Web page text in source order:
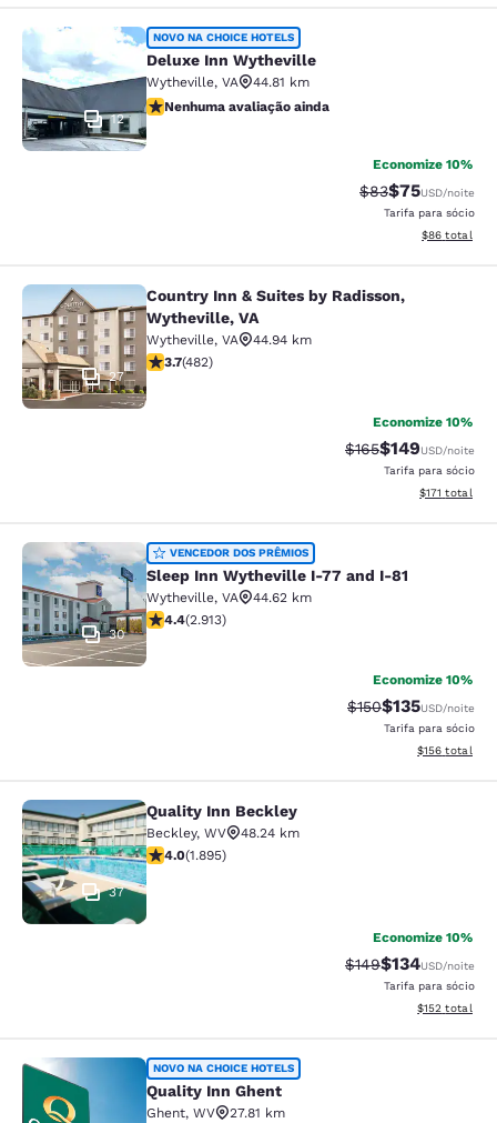
Deluxe Inn Wytheville
12
NOVO NA CHOICE HOTELS
Deluxe Inn Wytheville
Wytheville, VA
44.81 km
Nenhuma avaliação ainda
Nenhuma avaliação ainda
Economize 10%
Tarifa anterior
$83Tarifa com
$75USD/noite
Tarifa para sócio
Exibir
$86 total
Country Inn & Suites by Radisson,
27
Country Inn & Suites by Radisson,
Wytheville, VA
Wytheville, VA
44.94 km
classificação 3.73 estrelas. Bom. 482 avaliações
3.7(482)
Economize 10%
Tarifa anterior
$165Tarifa com
$149USD/noite
Tarifa para sócio
Exibir
$171 total
Sleep Inn Wytheville I-77 and I-81
30
VENCEDOR DOS PRÊMIOS
Sleep Inn Wytheville I-77 and I-81
Wytheville, VA
44.62 km
classificação 4.42 estrelas. Excelente. 2913 avaliações
4.4(2.913)
Economize 10%
Tarifa anterior
$150Tarifa com
$135USD/noite
Tarifa para sócio
Exibir
$156 total
Quality Inn Beckley
37
Quality Inn Beckley
Beckley, WV
48.24 km
classificação 3.99 estrelas. Bom. 1895 avaliações
4.0(1.895)
Economize 10%
Tarifa anterior
$149Tarifa com
$134USD/noite
Tarifa para sócio
Exibir
$152 total
Quality Inn Ghent
NOVO NA CHOICE HOTELS
Quality Inn Ghent
Ghent, WV
27.81 km